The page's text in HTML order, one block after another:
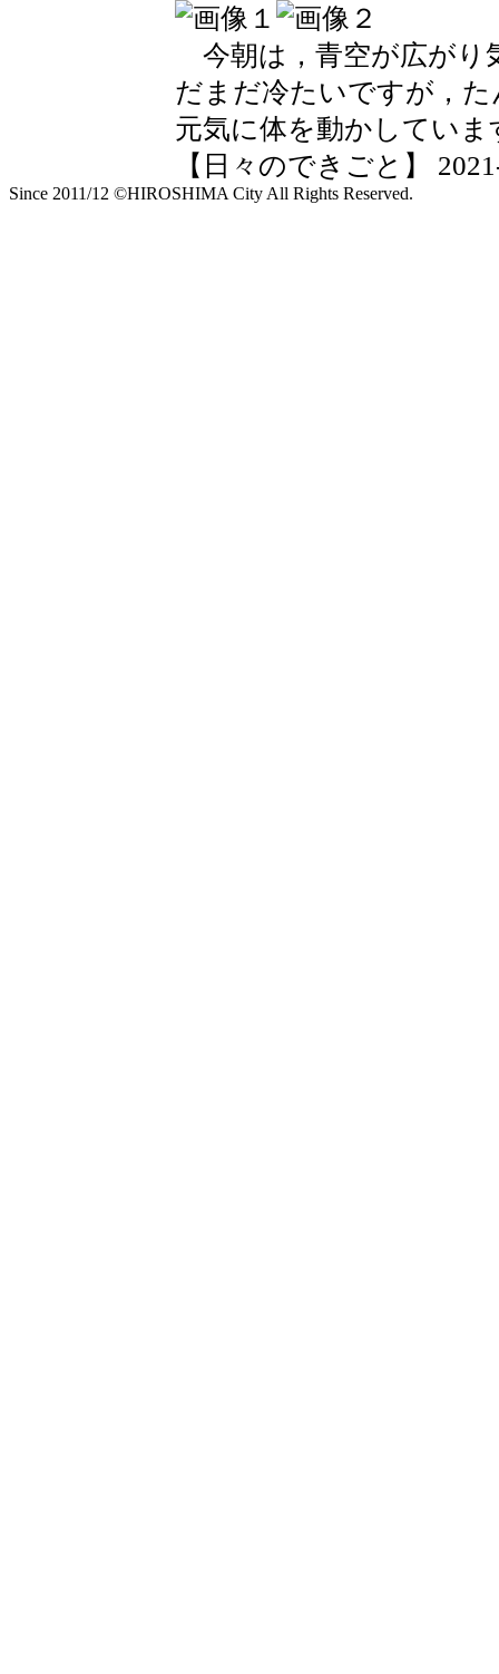
今朝は，青空が広がり
だまだ冷たいですが，
元気に体を動かしていま
【日々のできごと】
Since 2011/12 ©HIROSHIMA City All Rights Reserved.